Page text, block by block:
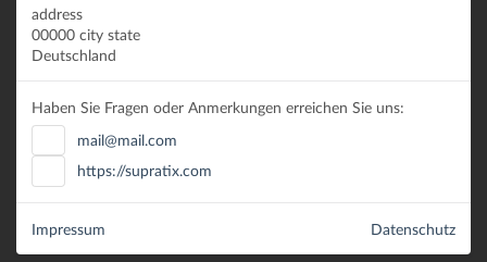
address
00000 city state
Deutschland
Haben Sie Fragen oder Anmerkungen erreichen Sie uns:
mail@mail.com
https://supratix.com
Datenschutz
Impressum